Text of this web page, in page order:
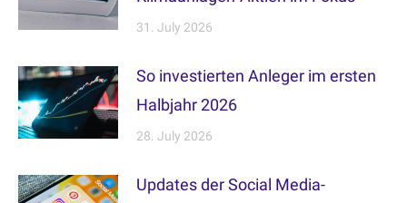
31. July 2026
So investierten Anleger im ersten
Halbjahr 2026
28. July 2026
Updates der Social Media-